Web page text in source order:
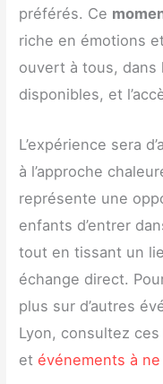
préférés. Ce
riche en émotions
ouvert à tous, dans
disponibles, et
L’expérience sera
à l’approche
représente une
enfants d’entrer
tout en tissant un
échange direct.
plus sur d’autres
Lyon, consultez ces
etévénements à